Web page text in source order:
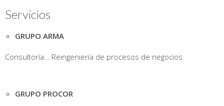
Servicios
GRUPO ARMA
Consultoría… Reingeniería de procesos de negocios
GRUPO PROCOR